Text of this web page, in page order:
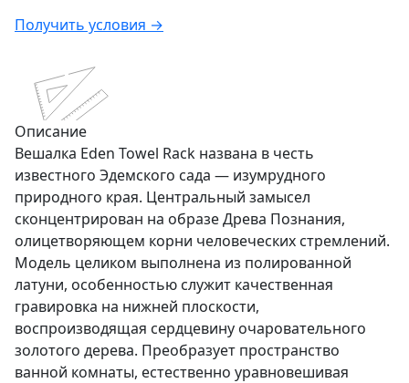
Получить условия →
Описание
Вешалка Eden Towel Rack названа в честь
известного Эдемского сада — изумрудного
природного края. Центральный замысел
сконцентрирован на образе Древа Познания,
олицетворяющем корни человеческих стремлений.
Модель целиком выполнена из полированной
латуни, особенностью служит качественная
гравировка на нижней плоскости,
воспроизводящая сердцевину очаровательного
золотого дерева. Преобразует пространство
ванной комнаты, естественно уравновешивая